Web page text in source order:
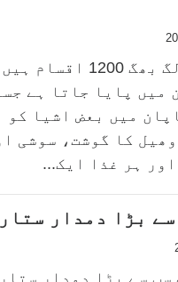
دنیا بھر میں تربوز
میں پایا جاتا ہے
میں بعض اشیا کو
کا گوشت، سوشی
ہر غذا ایک...
بڑا دمدار
سے بڑا دمدار